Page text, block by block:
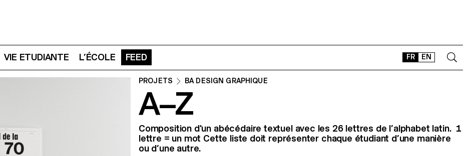
FR EN
VIE ETUDIANTE L’ÉCOLE FEED
TYPEFACES
OFFLINE-ONLINE
PROJETS BA DESIGN GRAPHIQUE
A–Z
Composition d'un abécédaire textuel avec les 26 lettres de l’alphabet latin. 1
lettre = un mot Cette liste doit représenter chaque étudiant d’une manière
ou d’une autre.